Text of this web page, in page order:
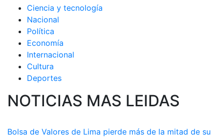
Ciencia y tecnología
Nacional
Política
Economía
Internacional
Cultura
Deportes
NOTICIAS MAS LEIDAS
Bolsa de Valores de Lima pierde más de la mitad de su